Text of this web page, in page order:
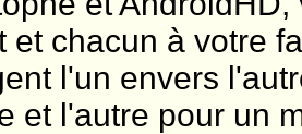
et chacun à votre
l'un envers
et l'autre pour un